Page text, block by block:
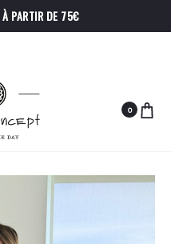
À PARTIR DE 75€
0
LOU